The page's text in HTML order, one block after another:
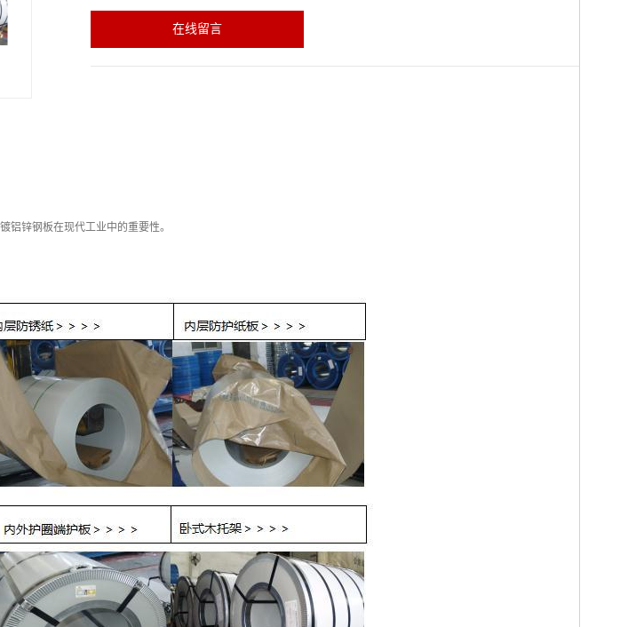
在线留言
铝锌钢板在现代工业中的重要性。